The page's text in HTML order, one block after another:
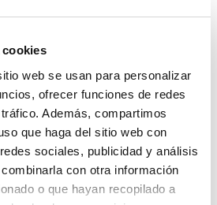
cookies
web se usan para personalizar
ofrecer funciones de redes
Además, compartimos
que haga del sitio web con
sociales, publicidad y análisis
con otra información
o que hayan recopilado a
de España junto a
y Galicia. El equipo dirigido por
tendrá que trabajar
grupo «muy complicado»
que «somos un equipo muy